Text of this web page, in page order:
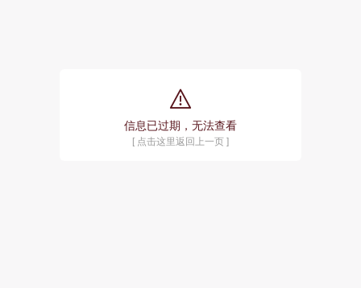
tip:
信息已过期，无法查看
[ 点击这里返回上一页 ]